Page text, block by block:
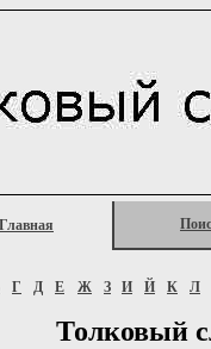
Главная
Г Д Е Ж З И Й К Л
Толковый